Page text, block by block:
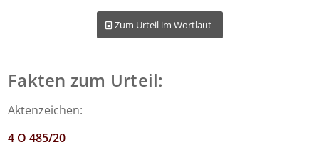
Zum Urteil im Wortlaut
Fakten zum Urteil:
Aktenzeichen:
4 O 485/20